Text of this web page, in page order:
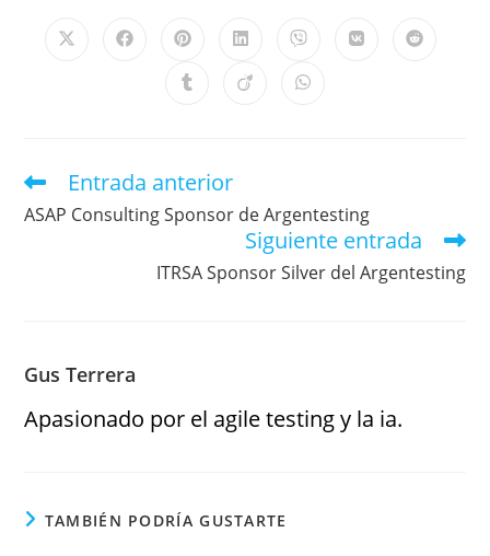
Entrada anterior
ASAP Consulting Sponsor de Argentesting
Siguiente entrada
ITRSA Sponsor Silver del Argentesting
Gus Terrera
Apasionado por el agile testing y la ia.
TAMBIÉN PODRÍA GUSTARTE